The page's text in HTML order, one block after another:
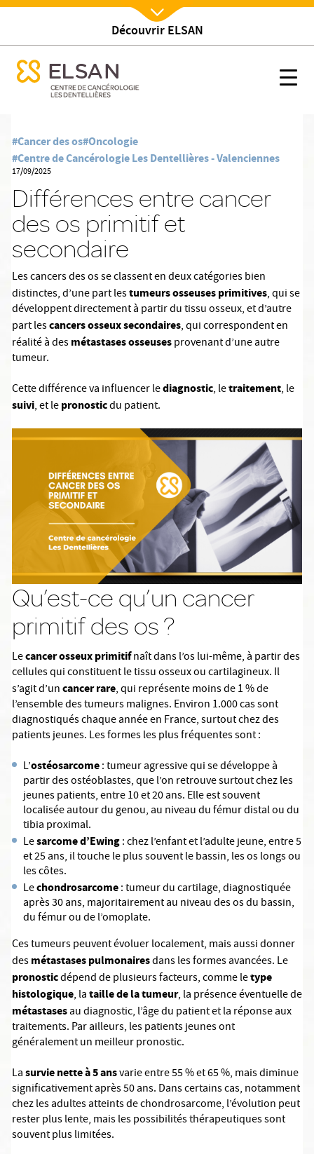
contenu
principal
Découvrir ELSAN
Différences entre cancer des os primitif et secondaire
menu mobile
Nx:Afficher menu
menu mobile
#Cancer des os#Oncologie
#Centre de Cancérologie Les Dentellières - Valenciennes
17/09/2025
Différences entre cancer
des os primitif et
secondaire
Les cancers des os se classent en deux catégories bien
distinctes, d’une part lestumeurs osseuses primitives, qui se
développent directement à partir du tissu osseux, et d’autre
part lescancers osseux secondaires, qui correspondent en
réalité à desmétastases osseusesprovenant d’une autre
tumeur.
Cette différence va influencer lediagnostic, letraitement, le
suivi, et lepronosticdu patient.
Qu’est-ce qu’un cancer
primitif des os ?
Lecancer osseux primitifnaît dans l’os lui-même, à partir des
cellules qui constituent le tissu osseux ou cartilagineux. Il
s’agit d’uncancer rare, qui représente moins de 1 % de
l’ensemble des tumeurs malignes. Environ 1.000 cas sont
diagnostiqués chaque année en France, surtout chez des
patients jeunes. Les formes les plus fréquentes sont :
L’ostéosarcome: tumeur agressive qui se développe à
partir des ostéoblastes, que l’on retrouve surtout chez les
jeunes patients, entre 10 et 20 ans. Elle est souvent
localisée autour du genou, au niveau du fémur distal ou du
tibia proximal.
Lesarcome d’Ewing: chez l’enfant et l’adulte jeune, entre 5
et 25 ans, il touche le plus souvent le bassin, les os longs ou
les côtes.
Lechondrosarcome: tumeur du cartilage, diagnostiquée
après 30 ans, majoritairement au niveau des os du bassin,
du fémur ou de l’omoplate.
Ces tumeurs peuvent évoluer localement, mais aussi donner
desmétastases pulmonairesdans les formes avancées. Le
pronosticdépend de plusieurs facteurs, comme letype
histologique, lataille de la tumeur, la présence éventuelle de
métastasesau diagnostic, l’âge du patient et la réponse aux
traitements. Par ailleurs, les patients jeunes ont
généralement un meilleur pronostic.
Lasurvie nette à 5 ansvarie entre 55 % et 65 %, mais diminue
significativement après 50 ans. Dans certains cas, notamment
chez les adultes atteints de chondrosarcome, l’évolution peut
rester plus lente, mais les possibilités thérapeutiques sont
souvent plus limitées.